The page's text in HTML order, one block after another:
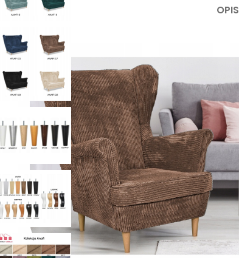
OPIS